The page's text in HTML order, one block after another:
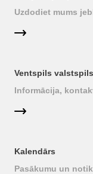
Uzdodiet mums
Ventspils
Informācija,
Kalendārs
Pasākumu un